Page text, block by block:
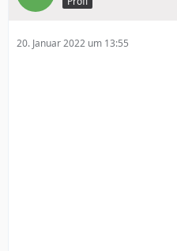
20. Januar 2022 um 13:55